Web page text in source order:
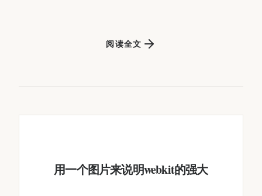
阅读全文
用一个图片来说明webkit的强大